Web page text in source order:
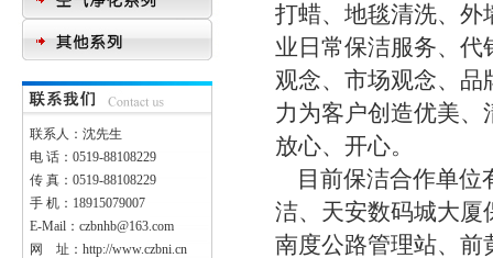
联系人：沈先生
电 话：0519-88108229
传 真：0519-88108229
手 机：18915079007
E-Mail：czbnhb@163.com
网 址：http://www.czbni.cn
打蜡、地毯清洗、外
业日常保洁服务、
观念、市场观念、
力为客户创造优美
放心、开心。
目前保洁合作单位
洁、天安数码城大厦
南度公路管理站、前